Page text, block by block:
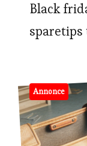
Black
sparetips
Annonce